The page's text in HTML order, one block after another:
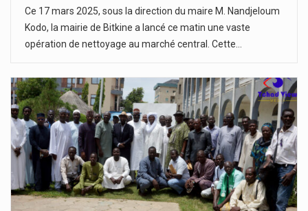
Ce 17 mars 2025, sous la direction du maire M. Nandjeloum
Kodo, la mairie de Bitkine a lancé ce matin une vaste
opération de nettoyage au marché central. Cette…